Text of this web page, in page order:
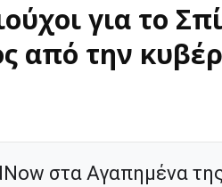
για το
από την
στα Αγαπημένα